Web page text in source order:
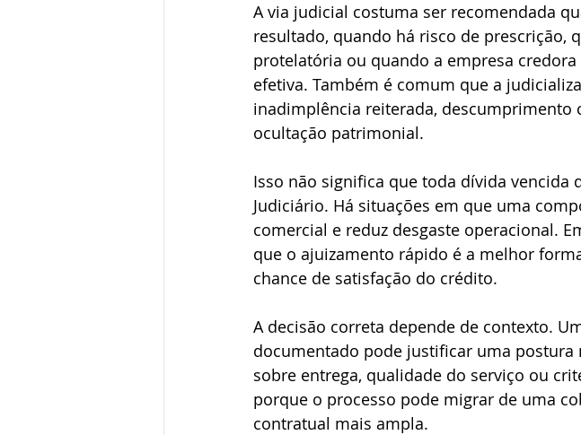
A via judicial costuma ser recomendada
resultado, quando há risco de prescrição,
protelatória ou quando a empresa
efetiva. Também é comum que a
inadimplência reiterada, descumprimento
ocultação patrimonial.
Isso não significa que toda dívida vencida
Judiciário. Há situações em que uma
comercial e reduz desgaste operacional.
que o ajuizamento rápido é a melhor
chance de satisfação do crédito.
A decisão correta depende de contexto.
documentado pode justificar uma
sobre entrega, qualidade do serviço ou
porque o processo pode migrar de uma
contratual mais ampla.